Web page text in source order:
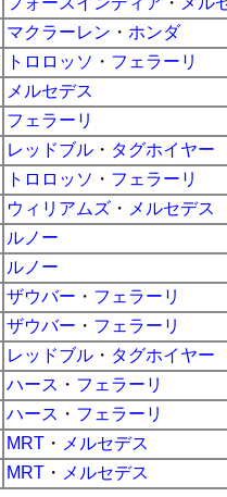
マクラーレン ・ ホンダ
トロロッソ ・ フェラーリ
メルセデス
フェラーリ
レッドブル ・ タグホイヤー
トロロッソ ・ フェラーリ
ウィリアムズ ・ メルセデス
ルノー
ルノー
ザウバー ・ フェラーリ
ザウバー ・ フェラーリ
レッドブル ・ タグホイヤー
ハース ・ フェラーリ
ハース ・ フェラーリ
MRT ・ メルセデス
MRT ・ メルセデス